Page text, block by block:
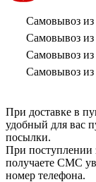
Самовывоз
Самовывоз из
Самовывоз
Самовывоз
При доставке в
удобный для вас
посылки.
При поступлении
получаете СМС
номер телефона.